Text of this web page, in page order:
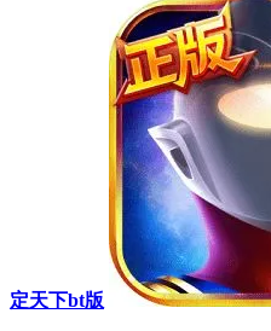
定天下bt版